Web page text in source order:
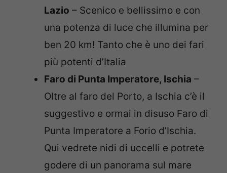
Lazio – Scenico e bellissimo e con
una potenza di luce che illumina per
ben 20 km! Tanto che è uno dei fari
più potenti d’Italia
Faro di Punta Imperatore, Ischia –
Oltre al faro del Porto, a Ischia c’è il
suggestivo e ormai in disuso Faro di
Punta Imperatore a Forio d’Ischia.
Qui vedrete nidi di uccelli e potrete
godere di un panorama sul mare